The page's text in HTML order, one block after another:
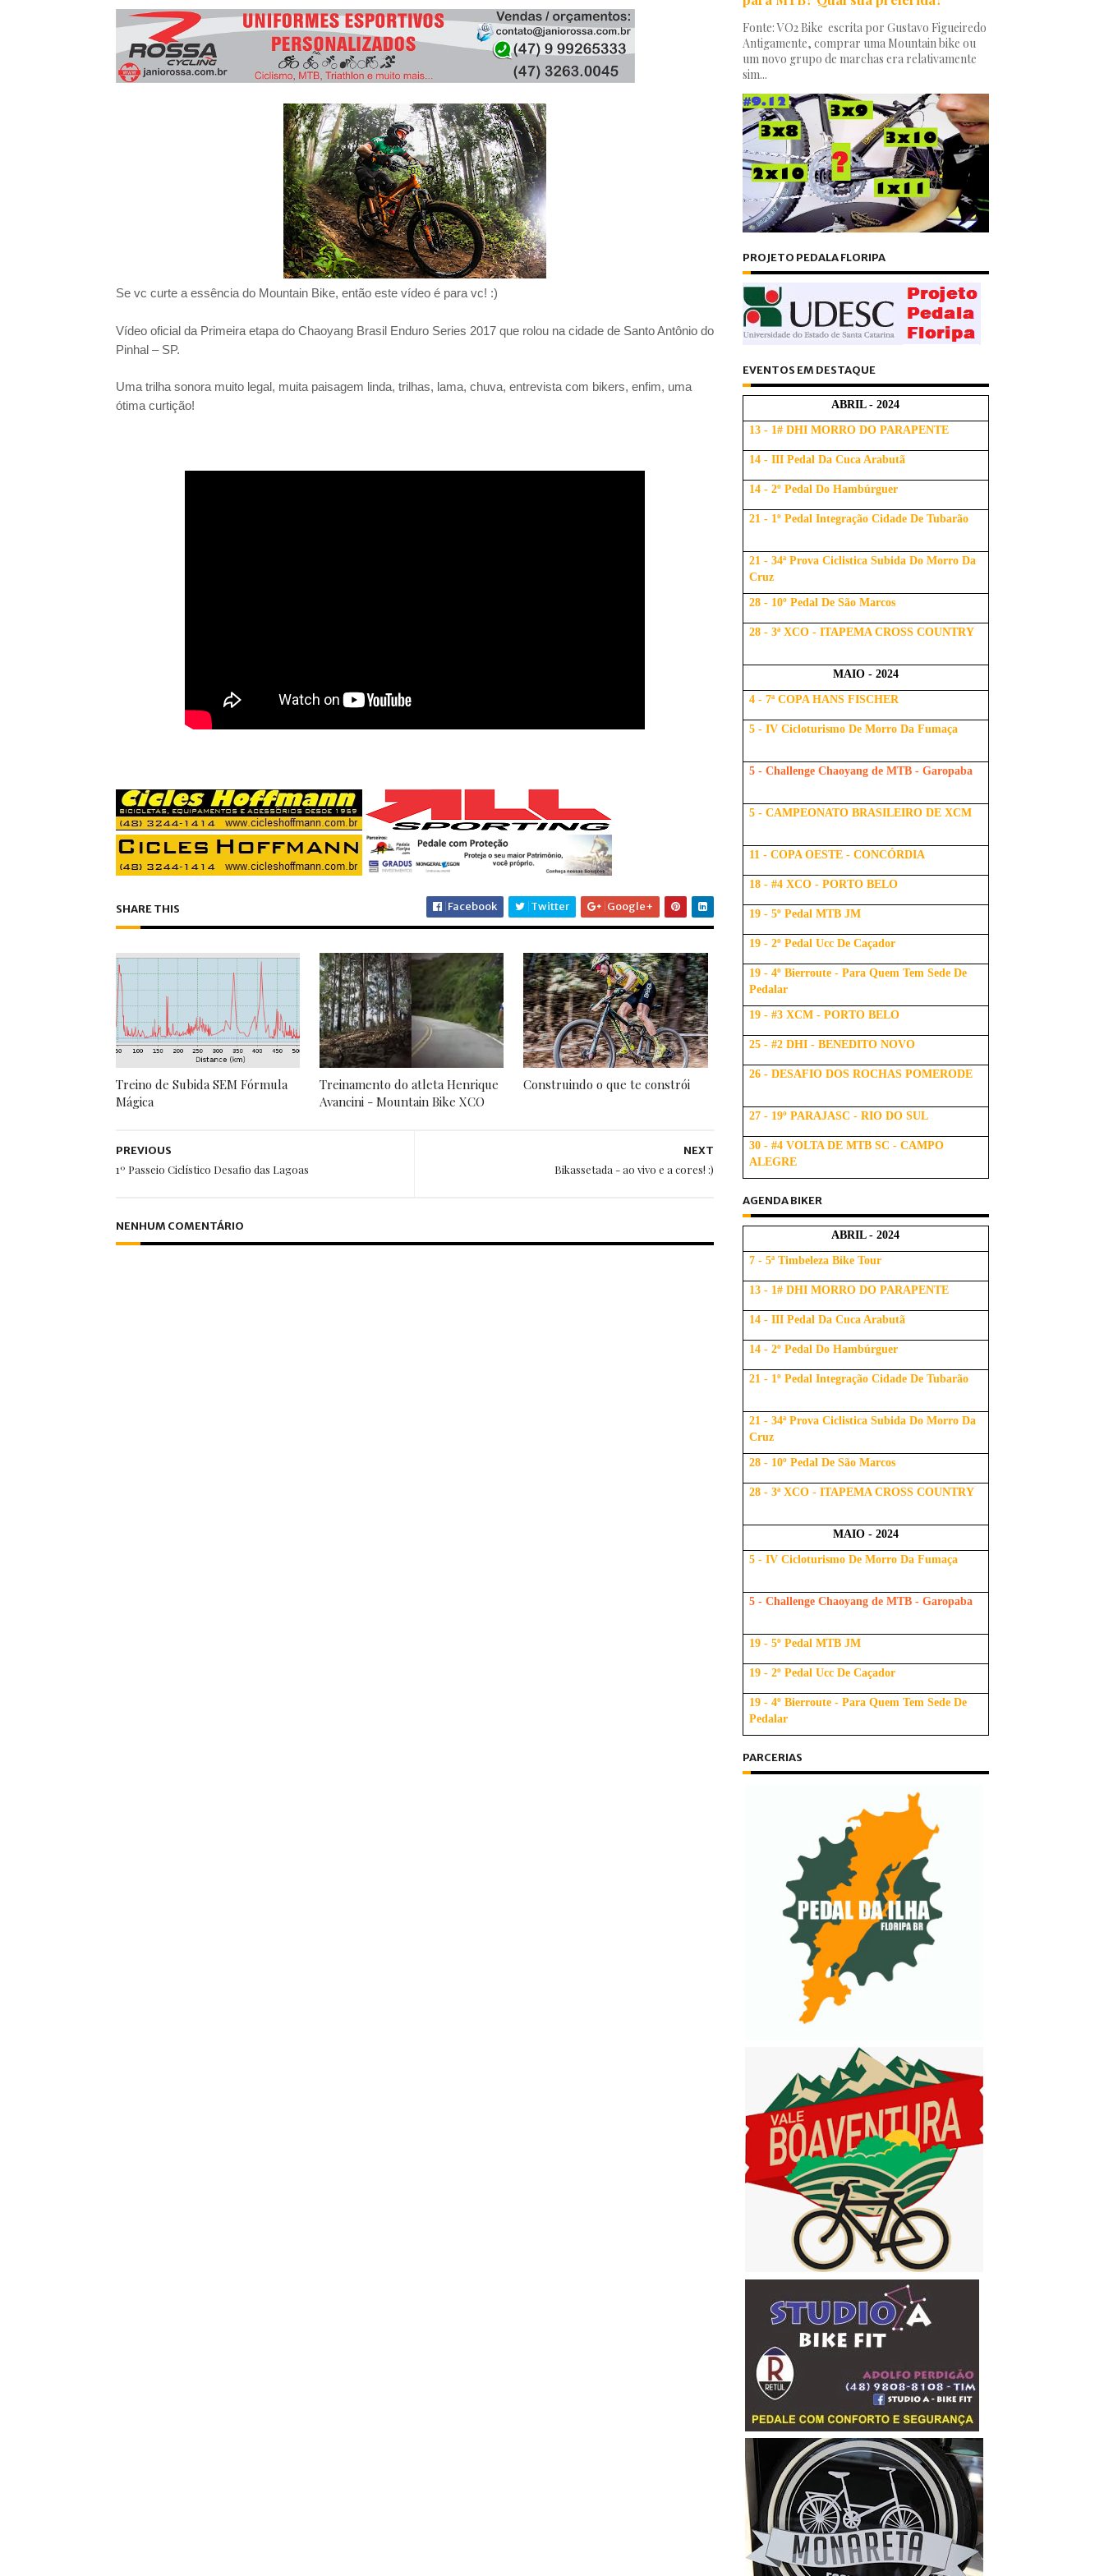
CICLOTURISMO 3º Pedal das Águas BBB - BEACH BIKER BLOG MARCH 08, 2020
EVENTO Pedala Tour - Floripa #2 - 2024 BBB - BEACH BIKER BLOG JANUARY 31, 2024
Se vc curte a essência do Mountain Bike, então este vídeo é para vc! :)
Vídeo oficial da Primeira etapa do Chaoyang Brasil Enduro Series 2017 que rolou na cidade de Santo Antônio do
Pinhal – SP.
Uma trilha sonora muito legal, muita paisagem linda, trilhas, lama, chuva, entrevista com bikers, enfim, uma
ótima curtição!
SHARE THIS Facebook Twitter Google+
Treino de Subida SEM Fórmula
Mágica
Treinamento do atleta Henrique
Avancini - Mountain Bike XCO
Construindo o que te constrói
NEXT
Bikassetada - ao vivo e a cores! :)
PREVIOUS
1º Passeio Ciclístico Desafio das Lagoas
NENHUM COMENTÁRIO
Fonte: VO2 Bike escrita por Gustavo Figueiredo
Antigamente, comprar uma Mountain bike ou
um novo grupo de marchas era relativamente
sim...
PROJETO PEDALA FLORIPA
EVENTOS EM DESTAQUE
ABRIL - 2024
13 - 1# DHI MORRO DO PARAPENTE
14 - III Pedal Da Cuca Arabutã
14 - 2º Pedal Do Hambúrguer
21 - 1º Pedal Integração Cidade De Tubarão
21 - 34ª Prova Ciclistica Subida Do Morro Da
Cruz
28 - 10º Pedal De São Marcos
28 - 3ª XCO - ITAPEMA CROSS COUNTRY
MAIO - 2024
4 - 7ª COPA HANS FISCHER
5 - IV Cicloturismo De Morro Da Fumaça
5 - Challenge Chaoyang de MTB - Garopaba
5 - CAMPEONATO BRASILEIRO DE XCM
11 - COPA OESTE - CONCÓRDIA
18 - #4 XCO - PORTO BELO
19 - 5º Pedal MTB JM
19 - 2º Pedal Ucc De Caçador
19 - 4º Bierroute - Para Quem Tem Sede De
Pedalar
19 - #3 XCM - PORTO BELO
25 - #2 DHI - BENEDITO NOVO
26 - DESAFIO DOS ROCHAS POMERODE
27 - 19º PARAJASC - RIO DO SUL
30 - #4 VOLTA DE MTB SC - CAMPO
ALEGRE
AGENDA BIKER
ABRIL - 2024
7 - 5ª Timbeleza Bike Tour
13 - 1# DHI MORRO DO PARAPENTE
14 - III Pedal Da Cuca Arabutã
14 - 2º Pedal Do Hambúrguer
21 - 1º Pedal Integração Cidade De Tubarão
21 - 34ª Prova Ciclistica Subida Do Morro Da
Cruz
28 - 10º Pedal De São Marcos
28 - 3ª XCO - ITAPEMA CROSS COUNTRY
MAIO - 2024
5 - IV Cicloturismo De Morro Da Fumaça
5 - Challenge Chaoyang de MTB - Garopaba
19 - 5º Pedal MTB JM
19 - 2º Pedal Ucc De Caçador
19 - 4º Bierroute - Para Quem Tem Sede De
Pedalar
PARCERIAS